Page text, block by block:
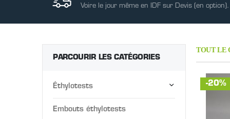
Voire le jour même en IDF sur Devis (en option).
PARCOURIR LES CATÉGORIES
Éthylotests
Embouts éthylotests
TOUT LE
-20%